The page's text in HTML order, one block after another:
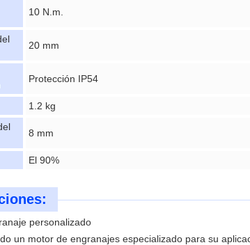
10 N.m.
20 mm
Protección IP54
1.2 kg
8 mm
El 90%
personalizado
un motor de engranajes especializado para su